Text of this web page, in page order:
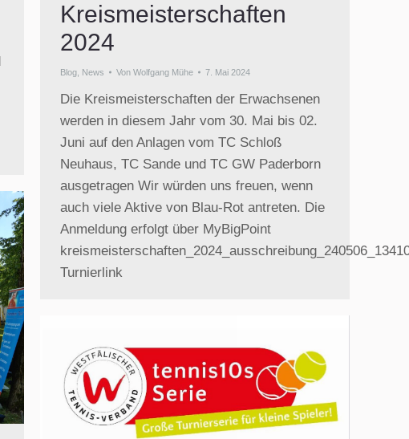
Kreismeisterschaften
2024
Blog, News Von Wolfgang Mühe 7. Mai 2024
Die Kreismeisterschaften der Erwachsenen
werden in diesem Jahr vom 30. Mai bis 02.
Juni auf den Anlagen vom TC Schloß
Neuhaus, TC Sande und TC GW Paderborn
ausgetragen Wir würden uns freuen, wenn
auch viele Aktive von Blau-Rot antreten. Die
Anmeldung erfolgt über MyBigPoint
Turnierlink